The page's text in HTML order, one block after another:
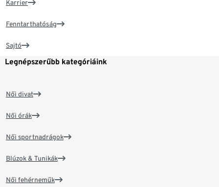
Karrier
Fenntarthatóság
Sajtó
Legnépszerűbb kategóriáink
Női divat
Női órák
Női sportnadrágok
Blúzok & Tunikák
Női fehérneműk